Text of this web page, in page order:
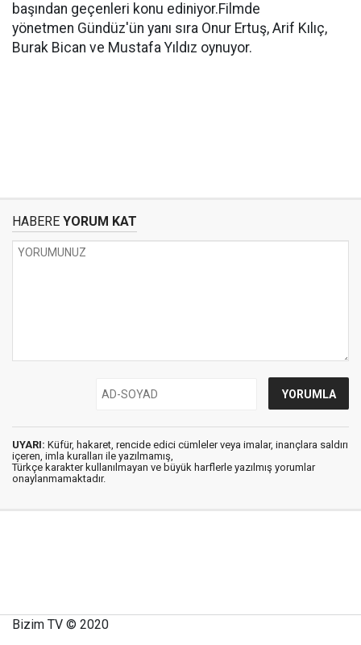
başından geçenleri konu ediniyor.Filmde
yönetmen Gündüz'ün yanı sıra Onur Ertuş, Arif Kılıç,
Burak Bican ve Mustafa Yıldız oynuyor.
HABERE YORUM KAT
UYARI: Küfür, hakaret, rencide edici cümleler veya imalar, inançlara saldırı
içeren, imla kuralları ile yazılmamış,
Türkçe karakter kullanılmayan ve büyük harflerle yazılmış yorumlar
onaylanmamaktadır.
Bizim TV © 2020